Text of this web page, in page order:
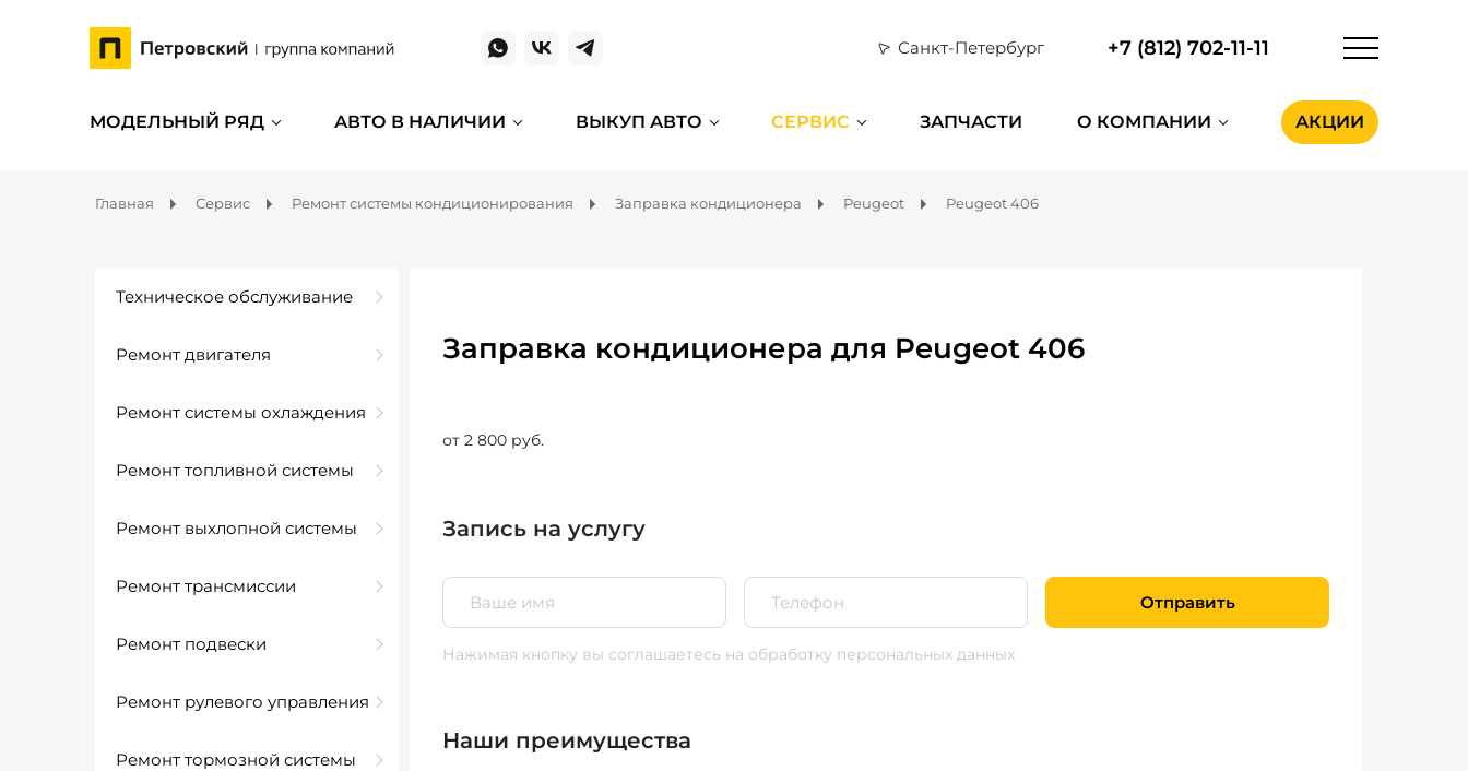
Санкт-Петербург +7 (812) 702-11-11
МОДЕЛЬНЫЙ РЯД АВТО В НАЛИЧИИ ВЫКУП АВТО СЕРВИС ЗАПЧАСТИ О КОМПАНИИ АКЦИИ
Главная Сервис Ремонт системы кондиционирования Заправка кондиционера Peugeot Peugeot 406
Техническое обслуживание
Ремонт двигателя
Ремонт системы охлаждения
Ремонт топливной системы
Ремонт выхлопной системы
Ремонт трансмиссии
Ремонт подвески
Ремонт рулевого управления
Ремонт тормозной системы
Заправка кондиционера для Peugeot 406
от 2 800 руб.
Запись на услугу
Отправить
Нажимая кнопку вы соглашаетесь на обработку персональных данных
Наши преимущества